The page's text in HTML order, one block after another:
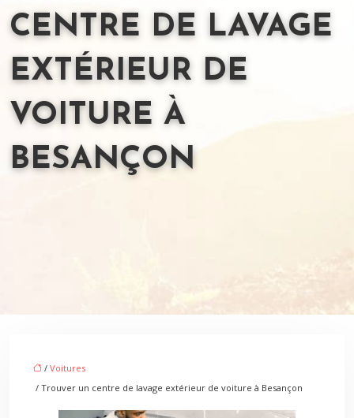
CENTRE DE LAVAGE
EXTÉRIEUR DE
VOITURE À
BESANÇON
/ Voitures
/ Trouver un centre de lavage extérieur de voiture à Besançon